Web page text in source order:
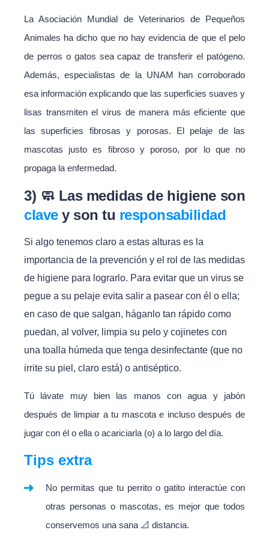
La Asociación Mundial de Veterinarios de Pequeños
Animales ha dicho que no hay evidencia de que el pelo
de perros o gatos sea capaz de transferir el patógeno.
Además, especialistas de la UNAM han corroborado
esa información explicando que las superficies suaves y
lisas transmiten el virus de manera más eficiente que
las superficies fibrosas y porosas. El pelaje de las
mascotas justo es fibroso y poroso, por lo que no
propaga la enfermedad.
3) 🧼 Las medidas de higiene son
clavey son tu responsabilidad
Si algo tenemos claro a estas alturas es la
importancia de la prevención y el rol de las medidas
de higiene para lograrlo. Para evitar que un virus se
pegue a su pelaje evita salir a pasear con él o ella;
en caso de que salgan, háganlo tan rápido como
puedan, al volver, limpia su pelo y cojinetes con
una toalla húmeda que tenga desinfectante (que no
irrite su piel, claro está) o antiséptico.
Tú lávate muy bien las manos con agua y jabón
después de limpiar a tu mascota e incluso después de
jugar con él o ella o acariciarla (o) a lo largo del día.
Tips extra
No permitas que tu perrito o gatito interactúe con
otras personas o mascotas, es mejor que todos
conservemos una sana 📐 distancia.